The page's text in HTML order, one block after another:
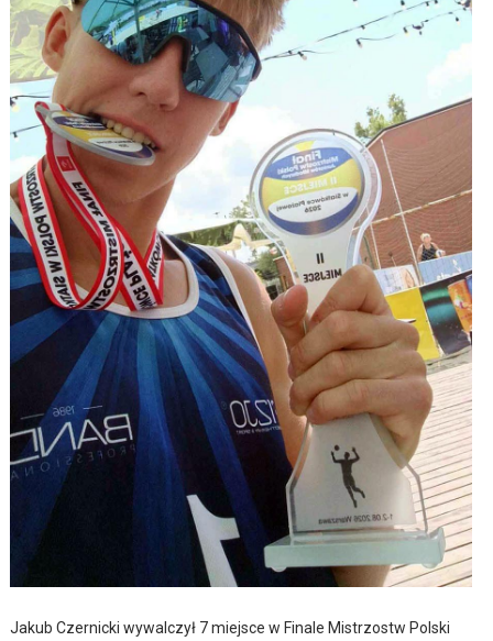
Jakub Czernicki wywalczył 7 miejsce w Finale Mistrzostw Polski